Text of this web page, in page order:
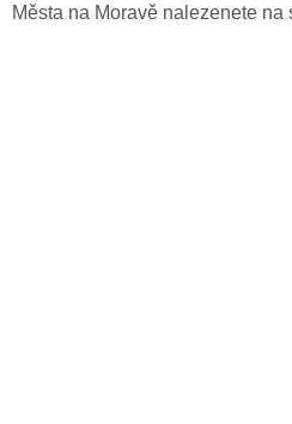
Města na Moravě nalezenete na